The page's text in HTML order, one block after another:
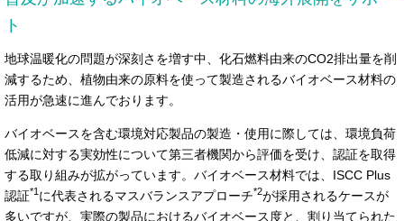
ト
地球温暖化の問題が深刻さを増す中、化石燃料由来のCO2排出量を削
減するため、植物由来の原料を使って製造されるバイオベース材料の
活用が急速に進んでおります。
バイオベースを含む環境対応製品の製造・使用に際しては、環境負荷
低減に対する実効性について第三者機関から評価を受け、認証を取得
する取り組みが拡がっています。バイオベース材料では、ISCC Plus
認証*1 に代表されるマスバランスアプローチ*2が採用されるケースが
多いですが、実際の製品におけるバイオベース度と、割り当てられた